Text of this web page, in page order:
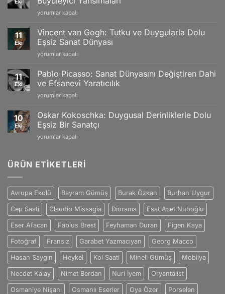
Gold
Models,
Editions
and
Swiss
Craftsmanship
Eki
Claude
İzlenimciliğin
Gücü
ve
Doğanın
Yansımaları
için
yorumlar kapalı
11
Eki
Vincent van Gogh: Tutku ve Duygularla Dolu
Eşsiz Sanat Dünyası
Vincent
Gogh:
Tutku
ve
Duygularla
Eşsiz
Sanat
Dünyası
için
yorumlar kapalı
11
Eki
Pablo Picasso: Sanat Dünyasını Değiştiren Dahi
ve Efsanevi Yaratıcılık
Pablo
Sanat
Dünyasını
Değiştiren
Dahi
Yaratıcılık
yorumlar kapalı
10
Eki
Oskar Kokoschka: Duygusal Derinliklerle Dolu
Eşsiz Bir Sanatçı
Oskar
Derinliklerle
Bir
Sanatçı
için
yorumlar kapalı
ÜRÜN ETIKETLERI
Avrupa Ekolü Bayram Gümüş Burak Özkan Burhan Uygur
Cep Saati Claudio Missagia Diorama Esat Acet Nuhoğlu
Eser Afacan Fabius Brest Feyhaman Duran Figen Kaya
Fotoğraf Fransız Garabet Yazmacıyan Georg Macco
Hasan Saygın Heykel Kol Saati Mineli Gümüş Mobilya
Necdet Kalay Nimet Berdan Nuri İyem Oryantalist
Osmaniye Nişanı Osmanlı Eserler Oya Özer Porselen